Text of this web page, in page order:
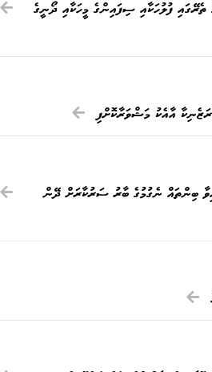
ފުލުހަކާއި ސިފައިންގެ މީހަކާއި ދޯނީގެ
އާއެކު މަޝްވަރާކޮށްފި
ބިންތައް ނެގުމުގެ ބާރު ސަރުކާރަށް ދޭން